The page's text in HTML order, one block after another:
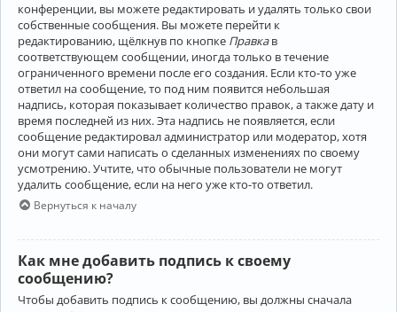
конференции, вы можете редактировать и удалять только свои
собственные сообщения. Вы можете перейти к
редактированию, щёлкнув по кнопке Правкав
соответствующем сообщении, иногда только в течение
ограниченного времени после его создания. Если кто-то уже
ответил на сообщение, то под ним появится небольшая
надпись, которая показывает количество правок, а также дату и
время последней из них. Эта надпись не появляется, если
сообщение редактировал администратор или модератор, хотя
они могут сами написать о сделанных изменениях по своему
усмотрению. Учтите, что обычные пользователи не могут
удалить сообщение, если на него уже кто-то ответил.
Вернуться к началу
Как мне добавить подпись к своему
сообщению?
Чтобы добавить подпись к сообщению, вы должны сначала